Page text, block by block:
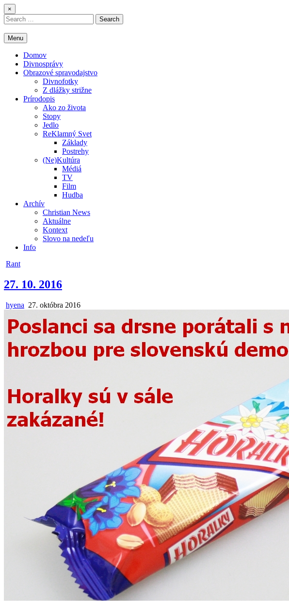
Skip
to
content
×
Search
for:
Menu
Domov
Divnosprávy
Obrazové spravodajstvo
Divnofotky
Z dlážky strižne
Prírodopis
Ako zo života
Stopy
Jedlo
ReKlamný Svet
Základy
Postrehy
(Ne)Kultúra
Médiá
TV
Film
Hudba
Archív
Christian News
Aktuálne
Kontext
Slovo na nedeľu
Info
Posted
Rant
27. 10. 2016
Author:
hyena Published
27. októbra 2016